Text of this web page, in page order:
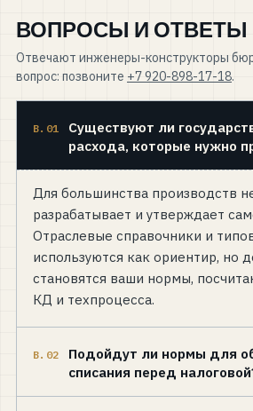
ВОПРОСЫ И ОТВЕТЫ
Отвечают инженеры-конструкторы
вопрос: позвоните +7 920-898-17-18.
В.01
Существуют ли
расхода, которые нужно
Для большинства производств
разрабатывает и утверждает
Отраслевые справочники и
используются как ориентир, но
становятся ваши нормы,
КД и техпроцесса.
В.02
Подойдут ли нормы для
списания перед